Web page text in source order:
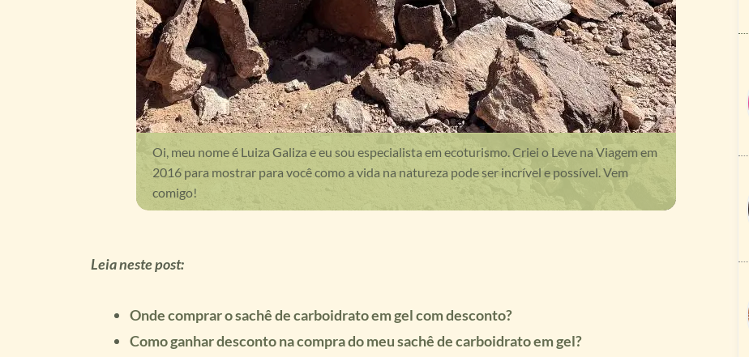
Oi, meu nome é Luiza Galiza e eu sou especialista em ecoturismo. Criei o Leve na Viagem em
2016 para mostrar para você como a vida na natureza pode ser incrível e possível. Vem
comigo!
Leia neste post:
Onde comprar o sachê de carboidrato em gel com desconto?
Como ganhar desconto na compra do meu sachê de carboidrato em gel?